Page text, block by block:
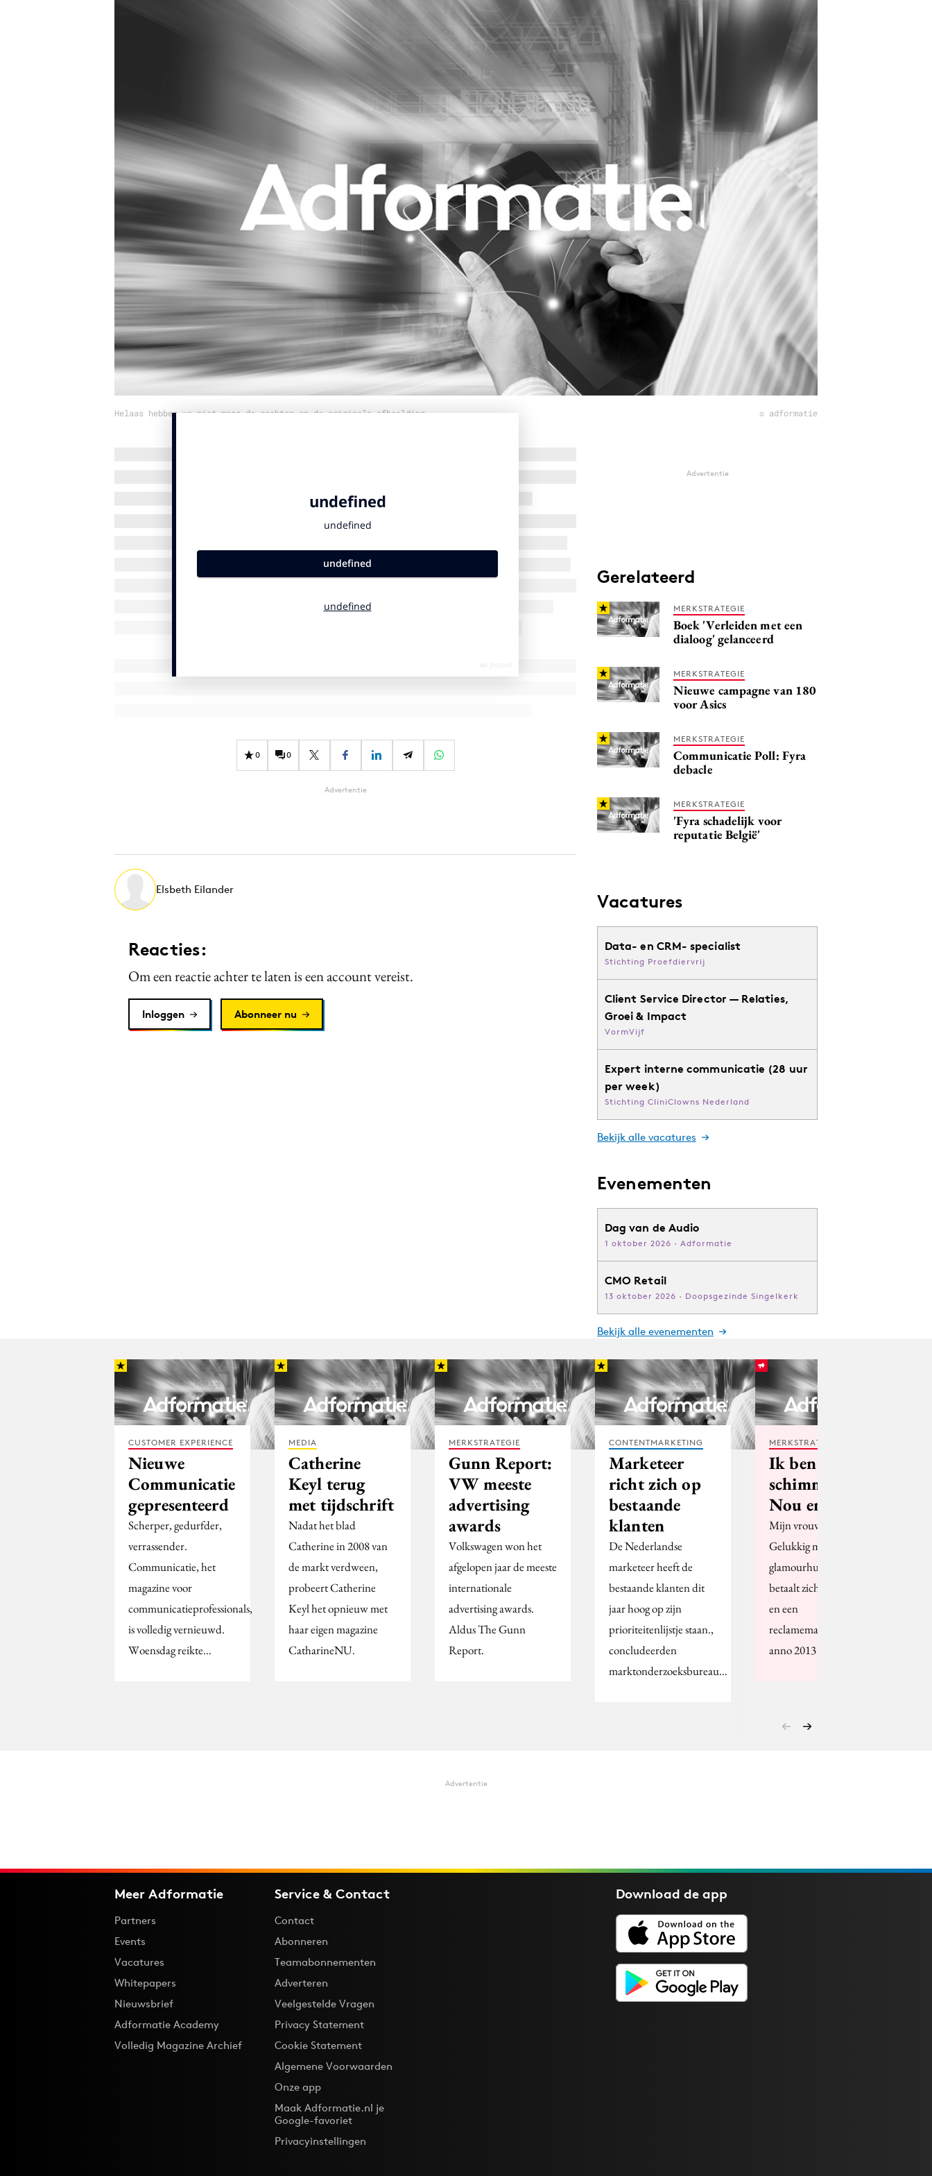
Influencer marketing
Interne communicatie
Purpose Marketing
Reputatie & crisis
Helaas hebben we niet meer de rechten op de originele afbeelding © adformatie
0 0
Advertentie
Elsbeth Eilander
Reacties:
Om een reactie achter te laten is een account vereist.
Inloggen Abonneer nu
Advertentie
Gerelateerd
MERKSTRATEGIE
Boek 'Verleiden met een
dialoog' gelanceerd
MERKSTRATEGIE
Nieuwe campagne van 180
voor Asics
MERKSTRATEGIE
Communicatie Poll: Fyra
debacle
MERKSTRATEGIE
'Fyra schadelijk voor
reputatie België'
Vacatures
Data- en CRM- specialist
Stichting Proefdiervrij
Client Service Director — Relaties,
Groei & Impact
VormVijf
Expert interne communicatie (28 uur
per week)
Stichting CliniClowns Nederland
Bekijk alle vacatures
Evenementen
Dag van de Audio
1 oktober 2026 · Adformatie
CMO Retail
13 oktober 2026 · Doopsgezinde Singelkerk
Bekijk alle evenementen
CUSTOMER EXPERIENCE
Nieuwe
Communicatie
gepresenteerd
Scherper, gedurfder,
verrassender.
Communicatie, het
magazine voor
communicatieprofessionals,
is volledig vernieuwd.
Woensdag reikte…
MEDIA
Catherine
Keyl terug
met tijdschrift
Nadat het blad
Catherine in 2008 van
de markt verdween,
probeert Catherine
Keyl het opnieuw met
haar eigen magazine
CatharineNU.
MERKSTRATEGIE
Gunn Report:
VW meeste
advertising
awards
Volkswagen won het
afgelopen jaar de meeste
internationale
advertising awards.
Aldus The Gunn
Report.
CONTENTMARKETING
Marketeer
richt zich op
bestaande
klanten
De Nederlandse
marketeer heeft de
bestaande klanten dit
jaar hoog op zijn
prioriteitenlijstje staan.,
concludeerden
marktonderzoeksbureau…
MERKSTRATEGIE
Ik ben een
schimmellady!
Nou en?
Mijn vrouw is arts.
Gelukkig maar. Die
glamourhut in het Gooi
betaalt zich niet vanzelf
en een
reclamemakerssalarisje
anno 2013 is niet…
Advertentie
Meer Adformatie
Partners
Events
Vacatures
Whitepapers
Nieuwsbrief
Adformatie Academy
Volledig Magazine Archief
Service & Contact
Contact
Abonneren
Teamabonnementen
Adverteren
Veelgestelde Vragen
Privacy Statement
Cookie Statement
Algemene Voorwaarden
Onze app
Maak Adformatie.nl je
Google-favoriet
Privacyinstellingen
Download deapp